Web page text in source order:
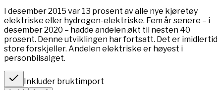
I desember 2015 var 13 prosent av alle nye kjøretøy
elektriske eller hydrogen-elektriske. Fem år senere – i
desember 2020 – hadde andelen økt til nesten 40
prosent. Denne utviklingen har fortsatt. Det er imidlertid
store forskjeller. Andelen elektriske er høyest i
personbilsalget.
Inkluder bruktimport